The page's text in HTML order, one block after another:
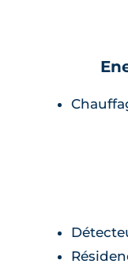
à cet effet,
résidence est
porte palière.